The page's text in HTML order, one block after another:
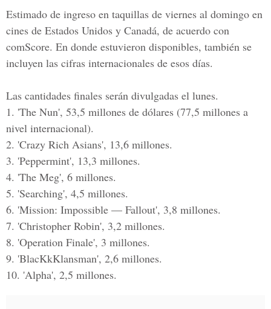
Estimado de ingreso en taquillas de viernes al domingo en
cines de Estados Unidos y Canadá, de acuerdo con
comScore. En donde estuvieron disponibles, también se
incluyen las cifras internacionales de esos días.
Las cantidades finales serán divulgadas el lunes.
1. 'The Nun', 53,5 millones de dólares (77,5 millones a
nivel internacional).
2. 'Crazy Rich Asians', 13,6 millones.
3. 'Peppermint', 13,3 millones.
4. 'The Meg', 6 millones.
5. 'Searching', 4,5 millones.
6. 'Mission: Impossible — Fallout', 3,8 millones.
7. 'Christopher Robin', 3,2 millones.
8. 'Operation Finale', 3 millones.
9. 'BlacKkKlansman', 2,6 millones.
10. 'Alpha', 2,5 millones.